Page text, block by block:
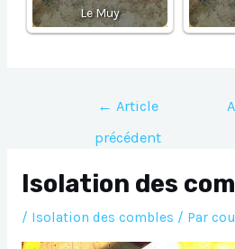
Le Muy
Navigation
l’article
← Article
précédent
Isolation des
/ Isolation des combles / Par